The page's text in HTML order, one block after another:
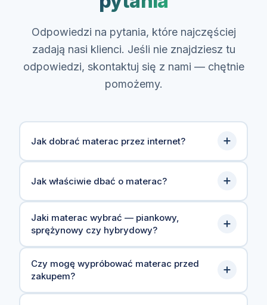
Odpowiedzi na pytania, które najczęściej
zadają nasi klienci. Jeśli nie znajdziesz tu
odpowiedzi, skontaktuj się z nami — chętnie
pomożemy.
Jak dobrać materac przez internet?
Dobór materaca przez internet może
idealnie dopasowany do Twoich potrzeb. W
krótkim filmie nasi eksperci pokazują, jak
Obejrzyj film
Jak właściwie dbać o materac?
Regularna pielęgnacja materaca przedłuża
jego żywotność i utrzymuje higienę snu.
Wystarczy regularnie odkurzać
powierzchnię matreaca, wietrzyć sypialnię
oraz co 3 miesiące obrócić materac o 180°.
Pokrowce we wszystkich modelach
Jaki materac wybrać — piankowy,
sprężynowy czy hybrydowy?
Wybór między materacem piankowym,
sprężynowym a hybrydowym zależy od
indywidualnych preferencji i potrzeb.
Czy mogę wypróbować materac przed
zakupem?